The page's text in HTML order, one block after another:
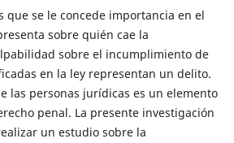
que se le concede importancia en el
sobre quién cae la
sobre el incumplimiento de
en la ley representan un delito.
las personas jurídicas es un elemento
penal. La presente investigación
un estudio sobre la